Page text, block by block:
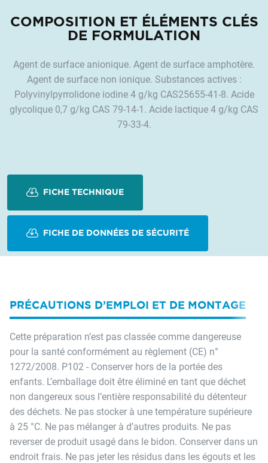
COMPOSITION ET ÉLÉMENTS CLÉS
DE FORMULATION
Agent de surface anionique. Agent de surface amphotère.
Agent de surface non ionique. Substances actives :
Polyvinylpyrrolidone iodine 4 g/kg CAS25655-41-8. Acide
glycolique 0,7 g/kg CAS 79-14-1. Acide lactique 4 g/kg CAS
79-33-4.
FICHE TECHNIQUE
FICHE DE DONNÉES DE SÉCURITÉ
PRÉCAUTIONS D’EMPLOI ET DE MONTAGE
Cette préparation n’est pas classée comme dangereuse
pour la santé conformément au règlement (CE) n°
1272/2008. P102 - Conserver hors de la portée des
enfants. L’emballage doit être éliminé en tant que déchet
non dangereux sous l’entière responsabilité du détenteur
des déchets. Ne pas stocker à une température supérieure
à 25 °C. Ne pas mélanger à d’autres produits. Ne pas
reverser de produit usagé dans le bidon. Conserver dans un
endroit frais. Ne pas jeter les résidus dans les égouts et les